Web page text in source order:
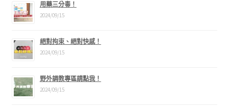
用藥三分毒！
2024/09/15
絕對拘束、絕對快感！
2024/09/15
野外調教專區請點我！
2024/09/15